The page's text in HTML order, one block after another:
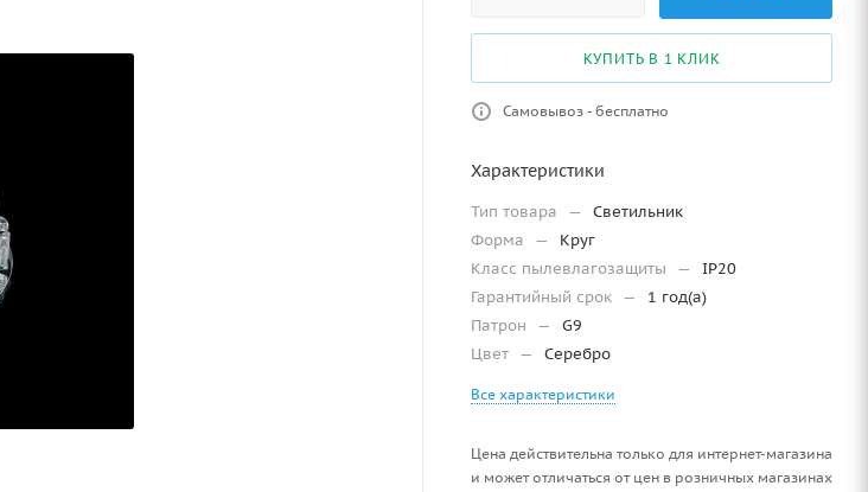
КУПИТЬ В 1 КЛИК
Самовывоз - бесплатно
Характеристики
Тип товара —
Светильник
Форма
—
Круг
Класс пылевлагозащиты
—
IP20
Гарантийный срок —
1 год(а)
Патрон
—
G9
Цвет — Серебро
Все характеристики
Цена действительна только для интернет-магазина
и может отличаться от цен в розничных магазинах